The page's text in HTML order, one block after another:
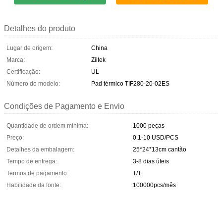
Detalhes do produto
Lugar de origem:
China
Marca:
Ziitek
Certificação:
UL
Número do modelo:
Pad térmico TIF280-20-02ES
Condições de Pagamento e Envio
Quantidade de ordem mínima:
1000 peças
Preço:
0.1-10 USD/PCS
Detalhes da embalagem:
25*24*13cm cantão
Tempo de entrega:
3-8 dias úteis
Termos de pagamento:
T/T
Habilidade da fonte:
100000pcs/mês